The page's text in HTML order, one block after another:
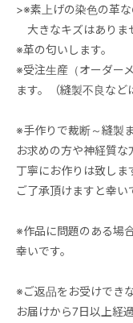
>※素上げの染色の革な
大きなキズはありま
※革の匂いします。
※受注生産（オーダー
ます。（縫製不良など
※手作りで裁断～縫製
お求めの方や神経質な
丁寧にお作りは致し
ご了承頂けますと幸い
※作品に問題のある場
幸いです。
※ご返品をお受けでき
お届けから7日以上経